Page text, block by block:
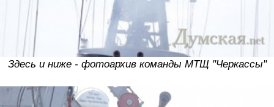
Здесь и ниже - фотоархив команды МТЩ "Черкассы"